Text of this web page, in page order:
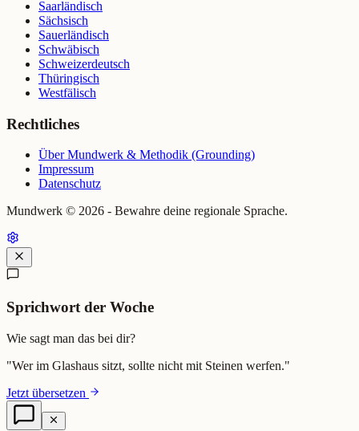
Saarländisch
Sächsisch
Sauerländisch
Schwäbisch
Schweizerdeutsch
Thüringisch
Westfälisch
Rechtliches
Über Mundwerk & Methodik (Grounding)
Impressum
Datenschutz
Mundwerk © 2026 - Bewahre deine regionale Sprache.
Sprichwort der Woche
Wie sagt man das bei dir?
"Wer im Glashaus sitzt, sollte nicht mit Steinen werfen."
Jetzt übersetzen